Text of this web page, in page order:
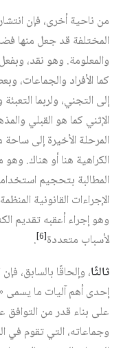
من ناحية أخرى، فإن
المختلفة قد جعل منها
والمعلومة. وهو نقد،
كما الأفراد والجماعات،
إلى التجني، ولربما
الإثني كما هو القبلي
المرحلة الأخيرة إلى
الكراهية هنا أو هناك. وهو
المطالبة بتحجيم
الإجراءات القانونية
وهو إجراء أعقبه تقديم
لأسباب متعددة[6]
.
ثالثًا، وإلحاقًا بالسابق،
إحدى أهم آليات ما يسمى
على بناء قدر من التوافق
وجماعاته، التي تقوم في